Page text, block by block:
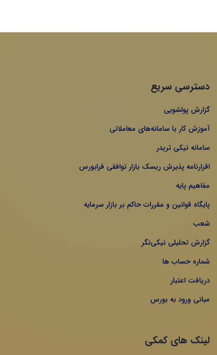
دسترسی سریع
گزارش پولشویی
آموزش کار با سامانه‌های معاملاتی
سامانه نیکی تریدر
اقرارنامه پذیرش ریسک بازار توافقی فرابورس
مفاهیم پایه
پایگاه قوانین و مقررات حاکم بر بازار سرمایه
شعب
گزارش تحلیلی نیکی‌نگر
شماره حساب ها
دریافت اعتبار
مبانی ورود به بورس
لینک های کمکی